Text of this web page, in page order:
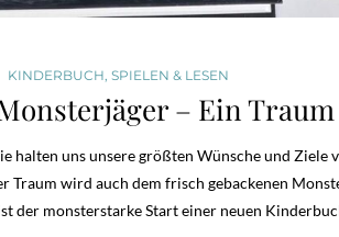
KINDERBUCH,SPIELEN & LESEN
– Ein
halten uns unsere größten Wünsche und Ziele
Traum wird auch dem frisch gebackenen
der monsterstarke Start einer neuen